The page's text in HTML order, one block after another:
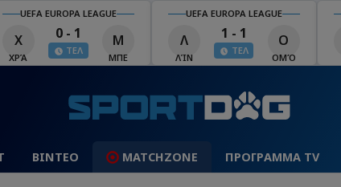
UEFA EUROPA LEAGUE
Χ
ΧΡΆ
0 - 1
ΤΕΛ
Μ
ΜΠΕ
UEFA EUROPA LEAGUE
Λ
ΛΊΝ
1 - 1
ΤΕΛ
Ο
ΟΜΌ
ΒΙΝΤΕΟ MATCHZONE ΠΡΟΓΡΑΜΜΑ TV